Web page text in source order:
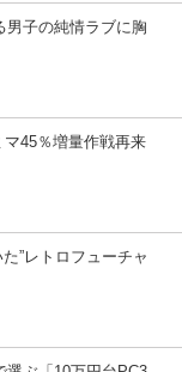
男子の純情ラブに胸
45％増量作戦再来
”レトロフューチャ